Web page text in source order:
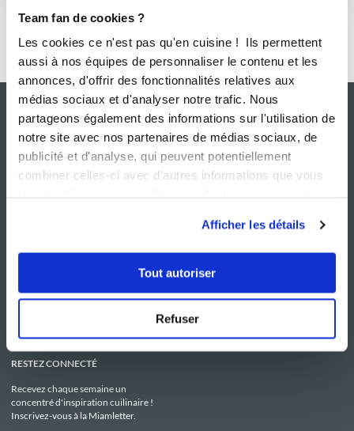
Team fan de cookies ?
Les cookies ce n'est pas qu'en cuisine ! Ils permettent
aussi à nos équipes de personnaliser le contenu et les
annonces, d'offrir des fonctionnalités relatives aux
médias sociaux et d'analyser notre trafic. Nous
partageons également des informations sur l'utilisation de
notre site avec nos partenaires de médias sociaux, de
publicité et d'analyse, qui peuvent potentiellement
combiner celles-ci avec d'autres informations que vous
Afficher les détails
Tout autoriser
Refuser
Le Mag'
Boutique
C.G.U
Politique de confidentialité
Utilisation des Cookies
RESTEZ CONNECTÉ
Recevez chaque semaine un
concentré d'inspiration cuilinaire !
Inscrivez-vous à la Miamletter.